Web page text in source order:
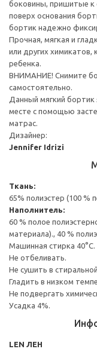
боковины, пришитые к
поверх основания
бортик надежно
Прочная, мягкая и
или других
ребенка.
ВНИМАНИЕ! Снимите
самостоятельно.
Данный мягкий бортик
месте с помощью
матрас.
Дизайнер:
Jennifer Idrizi
Ткань:
65% полиэстер (100 %
Наполнитель:
60 % полое
материала)., 40 %
Машинная стирка 40°С.
Не отбеливать.
Не сушить в
Гладить в низком
Не подвергать
Усадка 4%.
LEN ЛЕН